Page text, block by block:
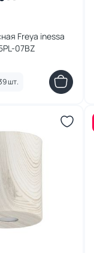
Freya inessa
07BZ
шт.